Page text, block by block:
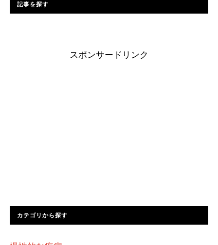
記事を探す
スポンサードリンク
カテゴリから探す